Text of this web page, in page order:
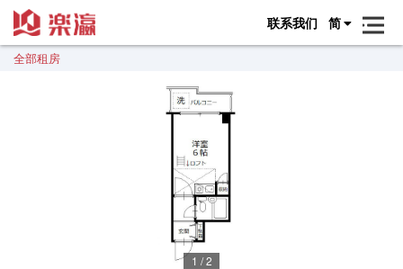
联系我们 简
全部租房
1 /2